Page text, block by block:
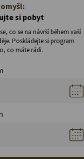
si pobyt
co se na návrší během vaší
Poskládejte si program
co máte rádi.